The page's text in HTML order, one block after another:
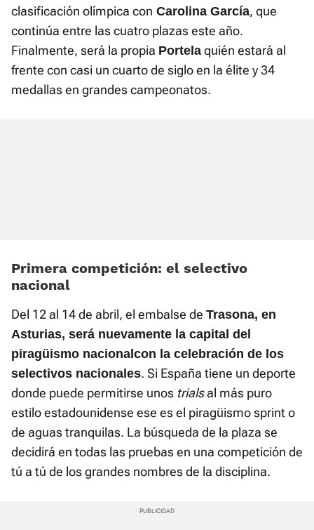
clasificación olímpica con Carolina García, que
continúa entre las cuatro plazas este año.
Finalmente, será la propia Portela quién estará al
frente con casi un cuarto de siglo en la élite y 34
medallas en grandes campeonatos.
Primera competición: el selectivo
nacional
Del 12 al 14 de abril, el embalse de Trasona, en
Asturias, será nuevamente la capital del
piragüismo nacional con la celebración de los
selectivos nacionales. Si España tiene un deporte
donde puede permitirse unos trialsal más puro
estilo estadounidense ese es el piragüismo sprint o
de aguas tranquilas. La búsqueda de la plaza se
decidirá en todas las pruebas en una competición de
tú a tú de los grandes nombres de la disciplina.